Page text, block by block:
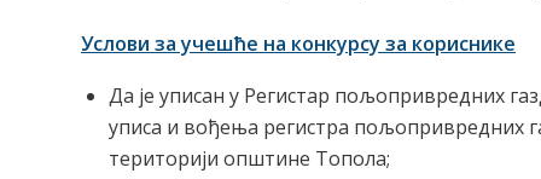
Услови за учешће на конкурсу за кориснике
Да је уписан у Регистар пољопривредних
уписа и вођења регистра пољопривредних
територији општине Топола;